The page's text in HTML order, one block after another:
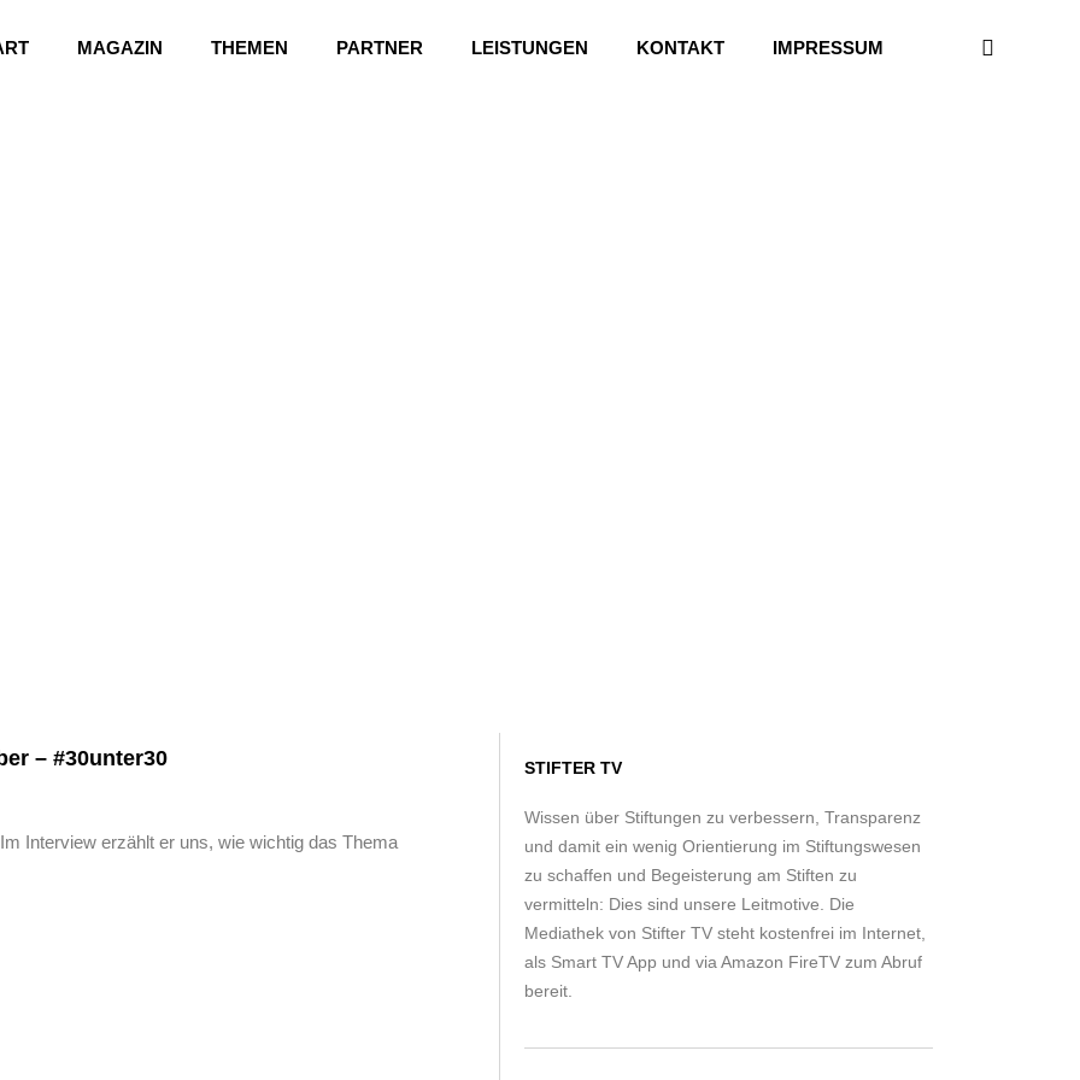
MAGAZIN THEMEN PARTNER LEISTUNGEN KONTAKT IMPRESSUM
– #30unter30
Interview erzählt er uns, wie wichtig das Thema
STIFTER TV
Wissen über Stiftungen zu verbessern, Transparenz
und damit ein wenig Orientierung im Stiftungswesen
zu schaffen und Begeisterung am Stiften zu
vermitteln: Dies sind unsere Leitmotive. Die
Mediathek von Stifter TV steht kostenfrei im Internet,
als Smart TV App und via Amazon FireTV zum Abruf
bereit.